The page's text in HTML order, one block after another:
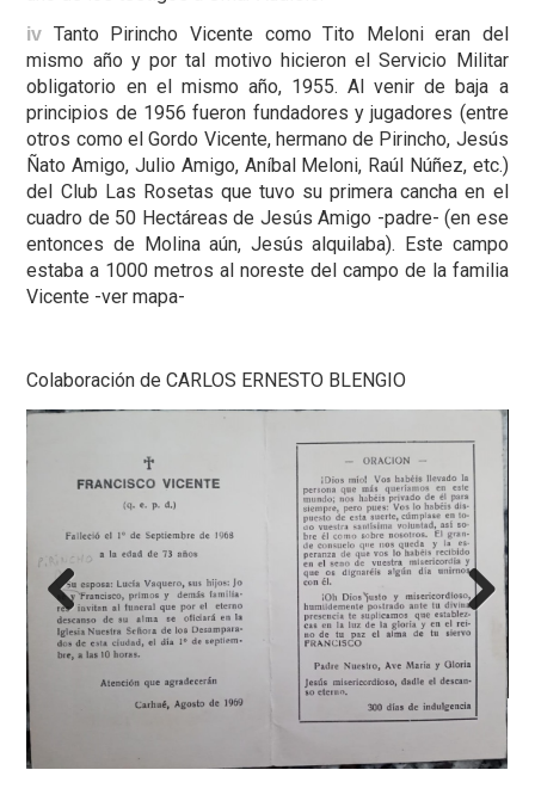
iv Tanto Pirincho Vicente como Tito Meloni eran del
mismo año y por tal motivo hicieron el Servicio Militar
obligatorio en el mismo año, 1955. Al venir de baja a
principios de 1956 fueron fundadores y jugadores (entre
otros como el Gordo Vicente, hermano de Pirincho, Jesús
Ñato Amigo, Julio Amigo, Aníbal Meloni, Raúl Núñez, etc.)
del Club Las Rosetas que tuvo su primera cancha en el
cuadro de 50 Hectáreas de Jesús Amigo -padre- (en ese
entonces de Molina aún, Jesús alquilaba). Este campo
estaba a 1000 metros al noreste del campo de la familia
Vicente -ver mapa-
Colaboración de CARLOS ERNESTO BLENGIO
Previous Next